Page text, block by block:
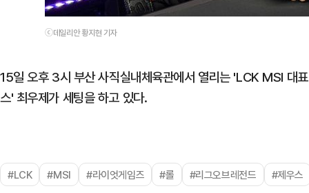
ⓒ데일리안 황지현 기자
15일 오후 3시 부산 사직실내체육관에서 열리는 'LCK MSI 대
스' 최우제가 세팅을 하고 있다.
#LCK #MSI #라이엇게임즈 #롤 #리그오브레전드 #제우스